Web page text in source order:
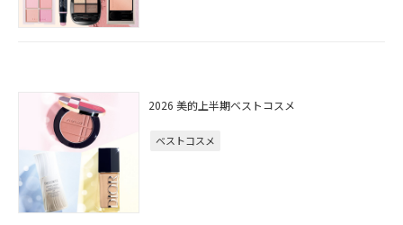
2026 美的上半期ベストコスメ
ベストコスメ